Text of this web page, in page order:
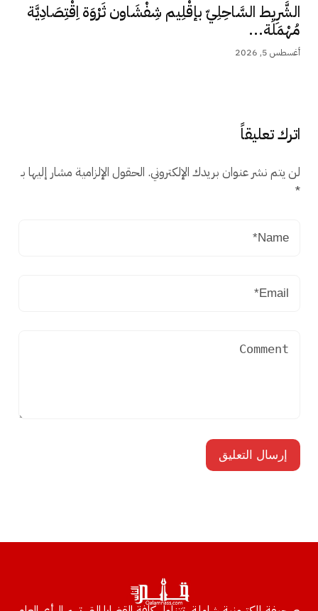
الشَّرِيط السَّاحِلِيّ بإقْلِيم شِفْشَاون ثَرْوَة اِقْتِصَادِيَّة
مُهْمَلَة...
أغسطس 5, 2026
اترك تعليقاً
لن يتم نشر عنوان بريدك الإلكتروني. الحقول الإلزامية مشار إليها بـ
*